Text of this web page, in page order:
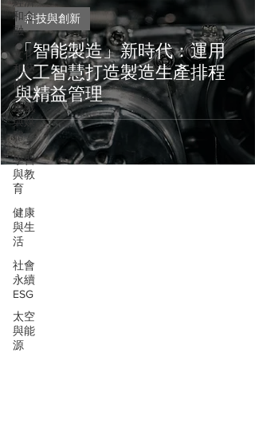
和金
融
文化
和藝
術
遊戲
與媒
體
學習
與教
育
健康
與生
活
社會
永續
ESG
太空
與能
源
「智能製造」新時代：運用
人工智慧打造製造生產排程
與精益管理
科技與創新